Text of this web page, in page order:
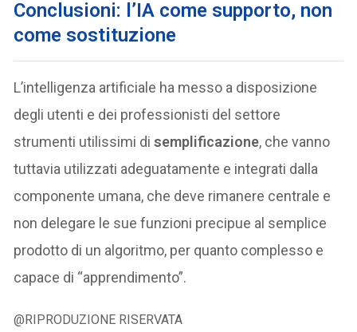
Conclusioni: l’IA come supporto, non
come sostituzione
L’intelligenza artificiale ha messo a disposizione
degli utenti e dei professionisti del settore
strumenti utilissimi disemplificazione, che vanno
tuttavia utilizzati adeguatamente e integrati dalla
componente umana, che deve rimanere centrale e
non delegare le sue funzioni precipue al semplice
prodotto di un algoritmo, per quanto complesso e
capace di “apprendimento”.
@RIPRODUZIONE RISERVATA